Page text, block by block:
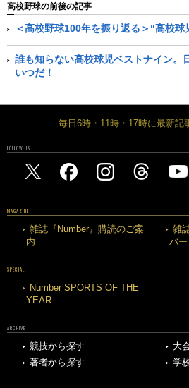
高校野球の前後の記事
＜高校野球100年を振り返る＞“高校球
誰も知らない高校球児ベストナイン。
いつだ！
毎日6時・11時・17時に最新記
FOLLOW US
MAGAZINE
雑誌『Number』購読のご案
内
雑
バー
SPECIAL
Number SPORTS OF THE
YEAR
ARCHIVE
競技から探す
大
著者から探す
学